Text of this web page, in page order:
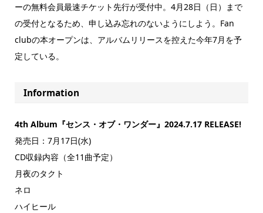
ーの無料会員最速チケット先行が受付中。4月28日（日）まで
の受付となるため、申し込み忘れのないようにしよう。Fan
clubの本オープンは、アルバムリリースを控えた今年7月を予
定している。
Information
4th Album『センス・オブ・ワンダー』2024.7.17 RELEASE!
発売日：7月17日(水)
CD収録内容（全11曲予定）
月夜のタクト
ネロ
ハイヒール